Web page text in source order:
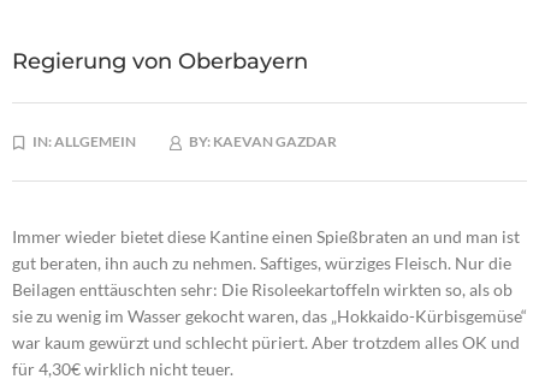
Regierung von Oberbayern
IN:ALLGEMEIN BY: KAEVAN GAZDAR
Immer wieder bietet diese Kantine einen Spießbraten an und man ist
gut beraten, ihn auch zu nehmen. Saftiges, würziges Fleisch. Nur die
Beilagen enttäuschten sehr: Die Risoleekartoffeln wirkten so, als ob
sie zu wenig im Wasser gekocht waren, das „Hokkaido-Kürbisgemüse“
war kaum gewürzt und schlecht püriert. Aber trotzdem alles OK und
für 4,30€ wirklich nicht teuer.